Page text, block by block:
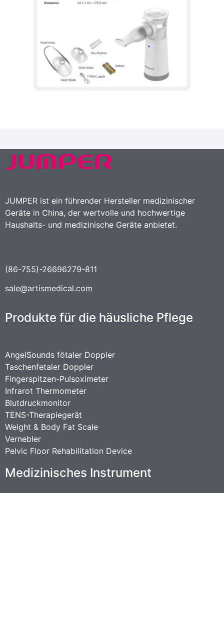
JUMPER ist ein führender Hersteller medizinischer
Geräte in China, der wertvolle und hochwertige
Haushalts- und medizinische Geräte anbietet.
(86-755)-26696279-811
sale@artismedical.com
Produkte für die häusliche Pflege
AngelSounds fötaler Doppler
Taschenfetaler Doppler
Fingerspitzen-Pulsoximeter
Infrarot Thermometer
Blutdruckmonitor
TENS-Therapiegerät
Weight & Body Fat Scale
Vernebler
Pelvic Floor Rehabilitation Device
Medizinisches Instrument